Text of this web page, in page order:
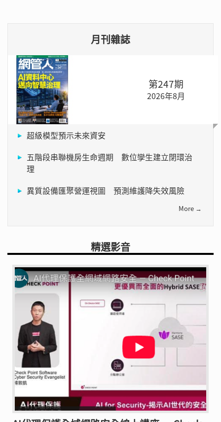
月刊雜誌
第247期
2026年8月
超級模型預示未來資安
五階段串聯機房生命週期 數位孿生建立閉環治
理
異質設備匯聚營運視圖 預測維護降失效風險
More →
精選影音